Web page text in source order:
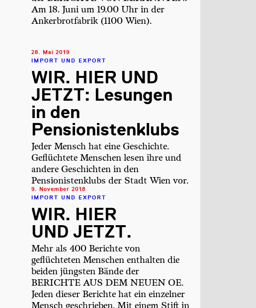
Am 18. Juni um 19.00 Uhr in der
Ankerbrotfabrik (1100 Wien).
28. Mai 2019
IMPORT UND EXPORT
WIR. HIER UND
JETZT: Lesungen
in den
Pensionistenklubs
Jeder Mensch hat eine Geschichte.
Geflüchtete Menschen lesen ihre und
andere Geschichten in den
Pensionistenklubs der Stadt Wien vor.
9. November 2018
IMPORT UND EXPORT
WIR. HIER
UND JETZT.
Mehr als 400 Berichte von
geflüchteten Menschen enthalten die
beiden jüngsten Bände der
BERICHTE AUS DEM NEUEN OE.
Jeden dieser Berichte hat ein einzelner
Mensch geschrieben. Mit einem Stift in